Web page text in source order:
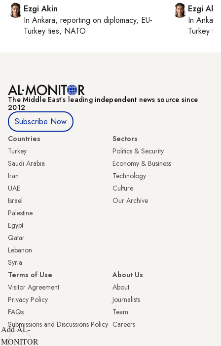
Ezgi Akin
In Ankara, reporting on diplomacy, EU-
Turkey ties, NATO
Ezgi
In Ankara
Turkey
The Middle Eastʼs leading independent news source since
2012
Subscribe Now
Countries
Turkey
Saudi Arabia
Iran
UAE
Israel
Palestine
Egypt
Qatar
Lebanon
Syria
Sectors
Politics & Security
Economy & Business
Technology
Culture
Our Archive
Terms of Use
Visitor Agreement
Privacy Policy
FAQs
Submissions and Discussions Policy
About Us
About
Journalists
Team
Careers
Add AL-
MONITOR